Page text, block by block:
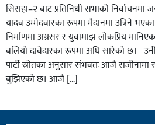
सिराहा–२ बाट प्रतिनिधी सभाको
यादव उम्मेदवारका रूपमा मैदानमा उत्रिने
निर्माणमा अग्रसर र युवामाझ लोकप्रिय
बलियो दावेदारका रूपमा अघि सारेको छ।
पार्टी स्रोतका अनुसार संभवतः आजै राजीनामा
बुझिएको छ। आजै […]